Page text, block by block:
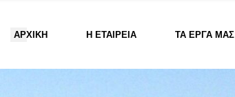
ΑΡΧΙΚΗ Η ΕΤΑΙΡΕΊΑ ΤΑ ΈΡΓΑ ΜΑΣ